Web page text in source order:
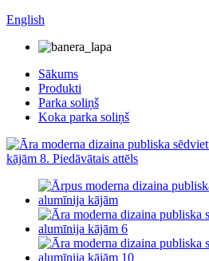
English
Sākums
Produkti
Parka soliņš
Koka parka soliņš